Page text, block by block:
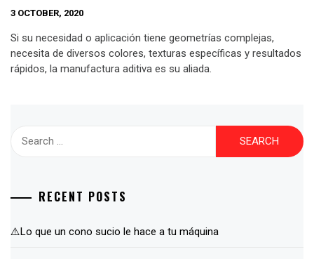
3 OCTOBER, 2020
Si su necesidad o aplicación tiene geometrías complejas,
necesita de diversos colores, texturas específicas y resultados
rápidos, la manufactura aditiva es su aliada.
RECENT POSTS
⚠️Lo que un cono sucio le hace a tu máquina